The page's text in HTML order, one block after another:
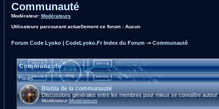
Communauté
Modérateur: Modérateurs
Utilisateurs parcourant actuellement ce forum : Aucun
Forum Code Lyoko | CodeLyoko.Fr Index du Forum -> Communauté
Communauté
Forum
Blabla de la communauté
Discussions générales entre les membres pour mieux se connaître autour
ModérateurModérateurs